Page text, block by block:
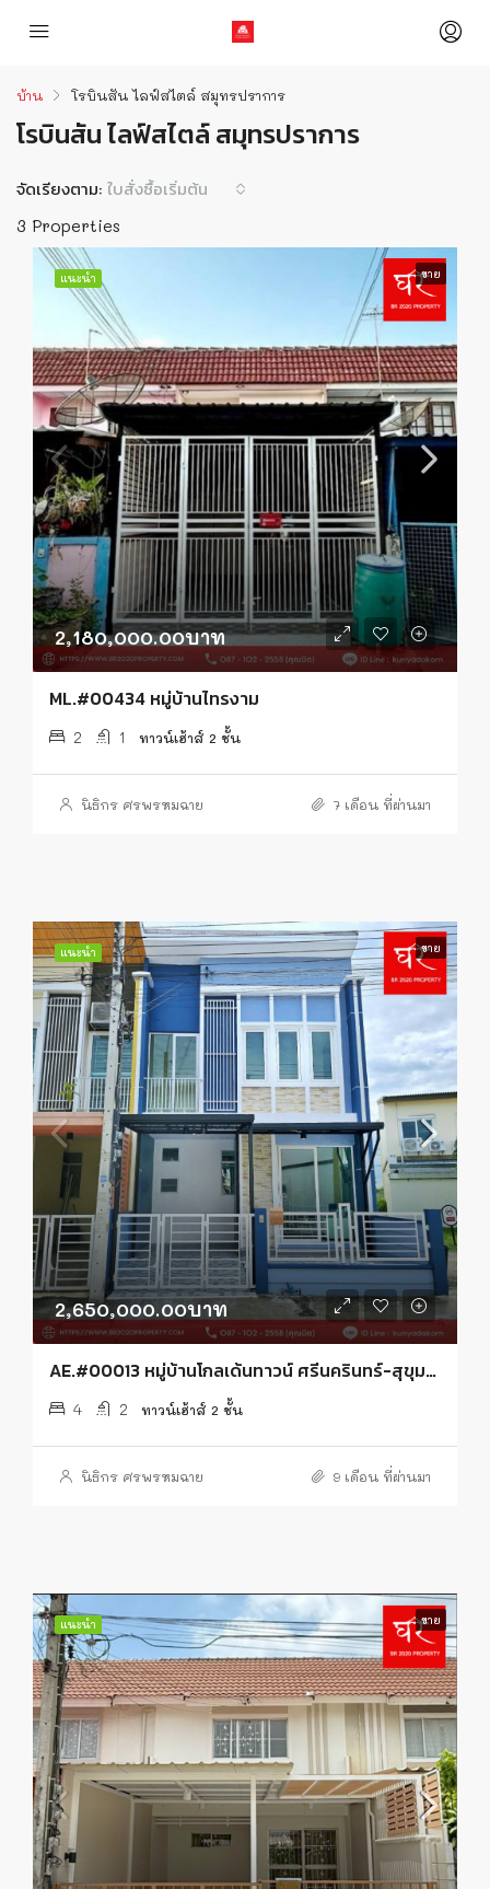
บ้าน โรบินสัน ไลฟ์สไตล์ สมุทรปราการ
โรบินสัน ไลฟ์สไตล์ สมุทรปราการ
3 Properties
จัดเรียงตาม: ใบสั่งซื้อเริ่มต้น
แนะนำ ขาย
2,180,000.00บาท
ML.#00434 หมู่บ้านไทรงาม
2 1 ทาวน์เฮ้าส์ 2 ชั้น
นิธิกร ศรพรหมฉาย 7 เดือน ที่ผ่านมา
แนะนำ ขาย
2,650,000.00บาท
AE.#00013 หมู่บ้านโกลเด้นทาวน์ ศรีนครินทร์-สุขุมวิท
4 2 ทาวน์เฮ้าส์ 2 ชั้น
นิธิกร ศรพรหมฉาย 9 เดือน ที่ผ่านมา
แนะนำ ขาย